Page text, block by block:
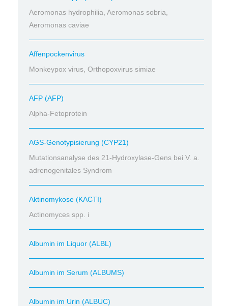
Aeromonas hydrophilia, Aeromonas sobria,
Aeromonas caviae
Affenpockenvirus
Monkeypox virus, Orthopoxvirus simiae
AFP (AFP)
Alpha-Fetoprotein
AGS-Genotypisierung (CYP21)
Mutationsanalyse des 21-Hydroxylase-Gens bei V. a.
adrenogenitales Syndrom
Aktinomykose (KACTI)
Actinomyces spp. i
Albumin im Liquor (ALBL)
Albumin im Serum (ALBUMS)
Albumin im Urin (ALBUC)